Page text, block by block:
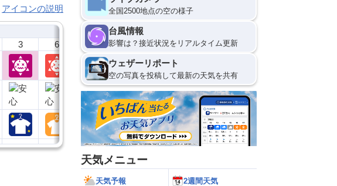
アイコンの説明
3 6 9 12
全国2500地点の空の様子
台風情報
影響は？接近状況をリアルタイム更新
ウェザーリポート
空の写真を投稿して最新の天気を共有
天気メニュー
天気予報 2週間天気